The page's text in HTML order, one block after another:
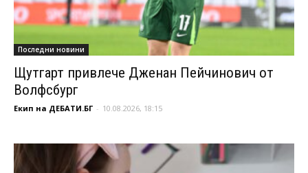
Последни новини
Щутгарт привлече Дженан Пейчинович от
Волфсбург
Екип на ДЕБАТИ.БГ - 10.08.2026, 18:15